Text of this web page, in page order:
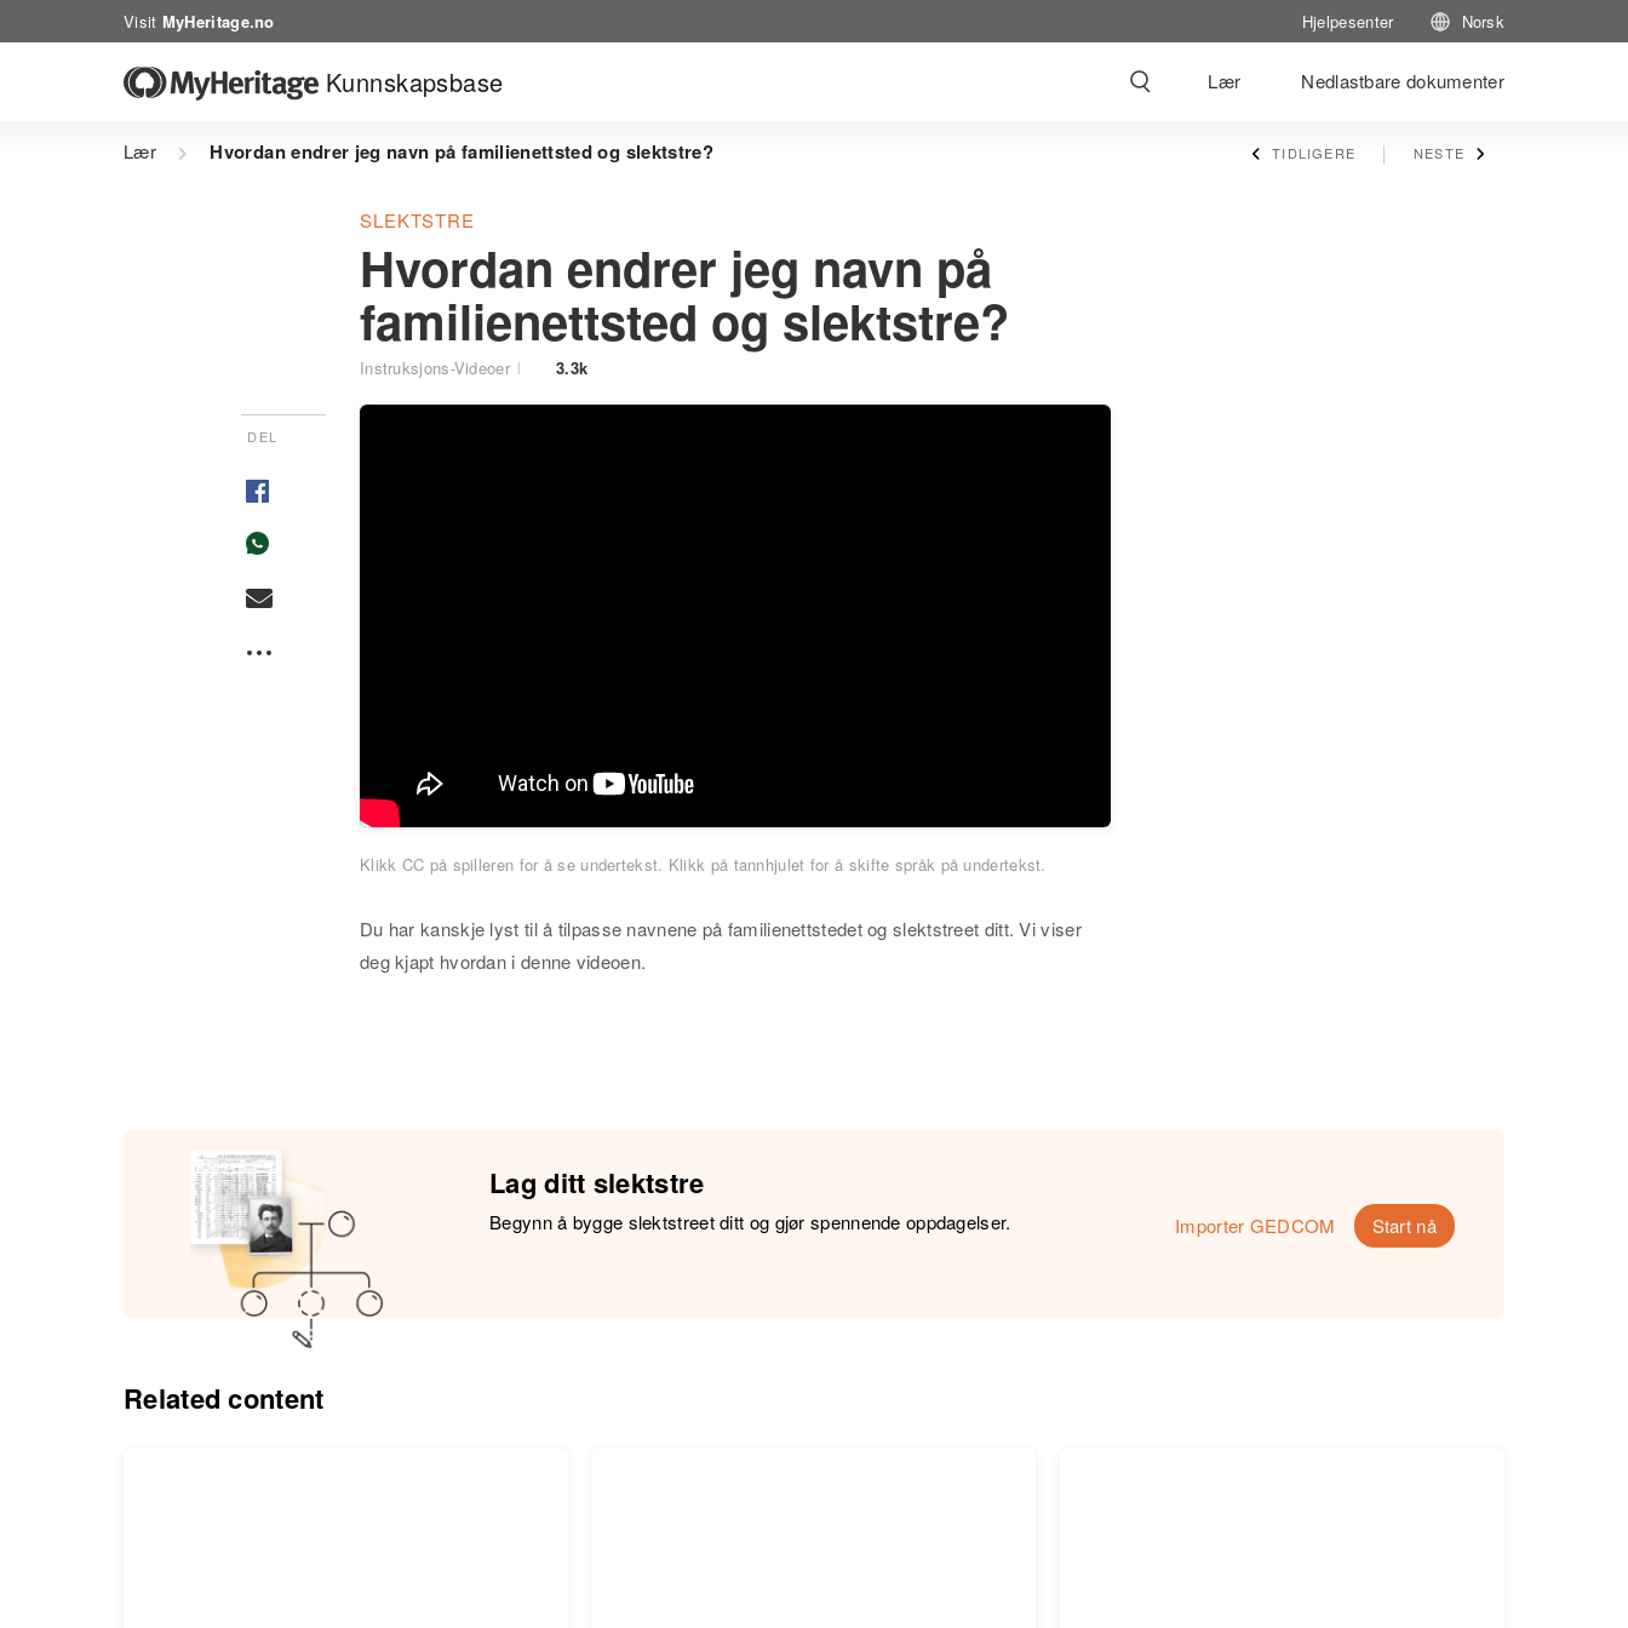
Visit MyHeritage.no Hjelpesenter Norsk
Kunnskapsbase Lær Nedlastbare dokumenter
Lær Hvordan endrer jeg navn på familienettsted og slektstre? TIDLIGERE NESTE
DEL
SLEKTSTRE
Hvordan endrer jeg navn på
familienettsted og slektstre?
Instruksjons-Videoer 3.3k
Klikk CC på spilleren for å se undertekst. Klikk på tannhjulet for å skifte språk på undertekst.
Du har kanskje lyst til å tilpasse navnene på familienettstedet og slektstreet ditt. Vi viser
deg kjapt hvordan i denne videoen.
Lag ditt slektstre
Begynn å bygge slektstreet ditt og gjør spennende oppdagelser. Importer GEDCOM Start nå
Related content